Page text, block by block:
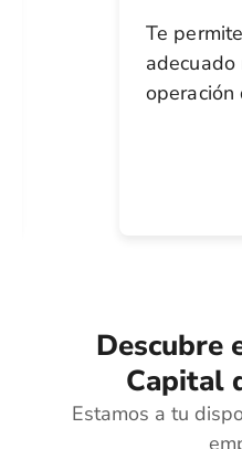
Te
operación
Descubre
Capital
Estamos a tu